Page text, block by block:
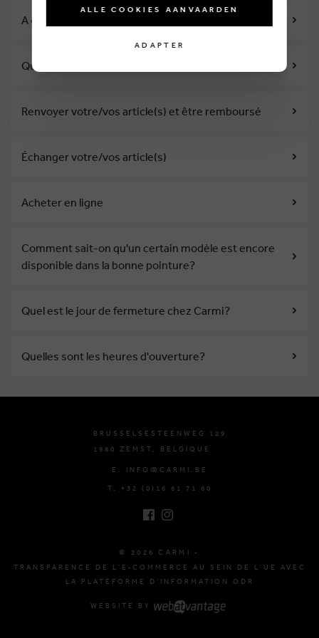
A combien s'élèvent les frais de livraison?
Quand est-ce que mon colis sera livré ?
Renvoyer votre/vos article(s) et être remboursé
Échanger votre/vos article(s)
Acheter en ligne
Comment sait-on qu'un certain modèle est encore
disponible dans la bonne pointure?
Quel est le jour de fermeture chez Carmi?
Quelles sont les heures d'ouverture?
BRUSSELSESTEENWEG 129
1980 ZEMST, BELGIQUE
E. INFO@CARMI.BE
T. +32 (0)16 61 71 60
© 2026 CARMI -
TRANSPARENCE DE L'E-COMMERCE AU SEIN DE L'UE AVEC
LA PLATEFORME D'INFORMATION ODR
WEBSITE BY
ALLE COOKIES AANVAARDEN
ADAPTER